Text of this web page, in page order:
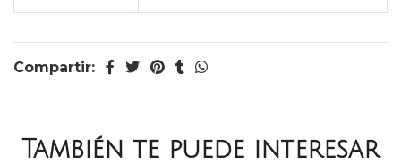
Compartir:
También te puede interesar